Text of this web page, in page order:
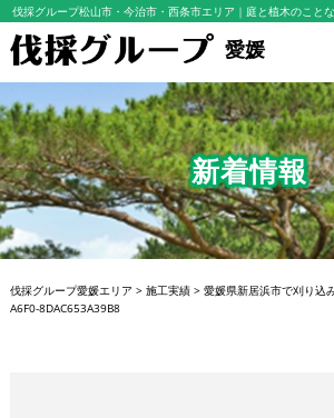
伐採グループ松山市・今治市・西条市エリア ｜庭と植木のこと
愛媛
新着情報
伐採グループ愛媛エリア > 施工実績> 愛媛県新居浜市で刈り込
A6F0-8DAC653A39B8